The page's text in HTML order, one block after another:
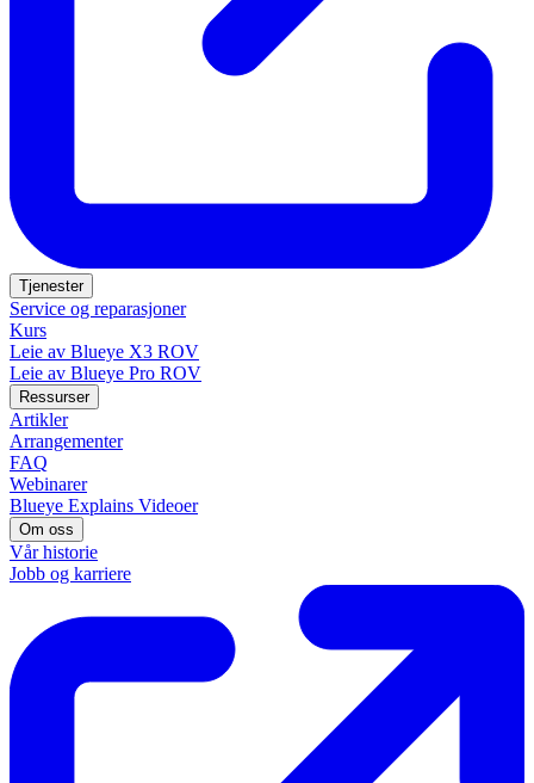
Tjenester
Service og reparasjoner
Kurs
Leie av Blueye X3 ROV
Leie av Blueye Pro ROV
Ressurser
Artikler
Arrangementer
FAQ
Webinarer
Blueye Explains Videoer
Om oss
Vår historie
Jobb og karriere